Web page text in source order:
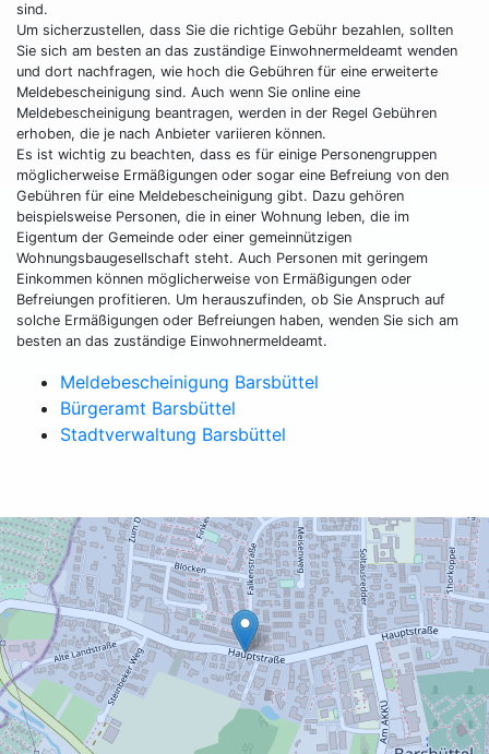
sind.
Um sicherzustellen, dass Sie die richtige Gebühr bezahlen, sollten
Sie sich am besten an das zuständige Einwohnermeldeamt wenden
und dort nachfragen, wie hoch die Gebühren für eine erweiterte
Meldebescheinigung sind. Auch wenn Sie online eine
Meldebescheinigung beantragen, werden in der Regel Gebühren
erhoben, die je nach Anbieter variieren können.
Es ist wichtig zu beachten, dass es für einige Personengruppen
möglicherweise Ermäßigungen oder sogar eine Befreiung von den
Gebühren für eine Meldebescheinigung gibt. Dazu gehören
beispielsweise Personen, die in einer Wohnung leben, die im
Eigentum der Gemeinde oder einer gemeinnützigen
Wohnungsbaugesellschaft steht. Auch Personen mit geringem
Einkommen können möglicherweise von Ermäßigungen oder
Befreiungen profitieren. Um herauszufinden, ob Sie Anspruch auf
solche Ermäßigungen oder Befreiungen haben, wenden Sie sich am
besten an das zuständige Einwohnermeldeamt.
Meldebescheinigung Barsbüttel
Bürgeramt Barsbüttel
Stadtverwaltung Barsbüttel